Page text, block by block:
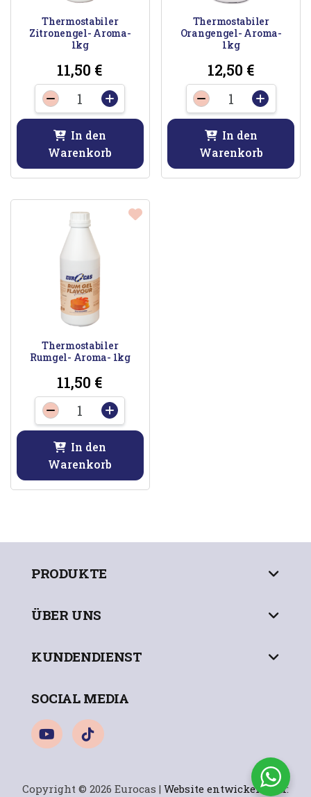
Thermostabiler
Zitronengel- Aroma-
1kg
11,50 €
-
Thermostabiler
Zitronengel-
Aroma-
1kg
+
In den
Warenkorb
Thermostabiler
Orangengel- Aroma-
1kg
12,50 €
-
Orangengel-
Aroma-
1kg
+
In den
Warenkorb
Thermostabiler
Rumgel- Aroma- 1kg
11,50 €
-
Thermostabiler
Rumgel-
Aroma-
1kg
+
In den
Warenkorb
PRODUKTE
ÜBER UNS
KUNDENDIENST
SOCIAL MEDIA
Copyright © 2026 Eurocas | Website entwickelt von: